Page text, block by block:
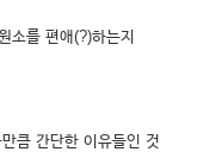
소를 편애(?)하는지
큼 간단한 이유들인 것